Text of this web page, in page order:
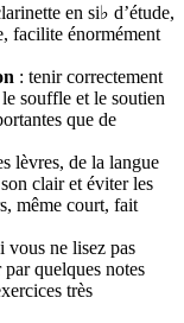
en si♭ d’étude,
facilite énormément
: tenir correctement
souffle et le soutien
que de
lèvres, de la langue
clair et éviter les
même court, fait
vous ne lisez pas
quelques notes
très